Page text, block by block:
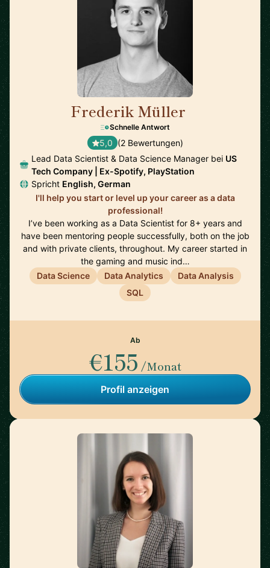
Frederik Müller
Schnelle Antwort
5,0 (2 Bewertungen)
Lead Data Scientist & Data Science Manager bei US
Tech Company | Ex-Spotify, PlayStation
Spricht English, German
I'll help you start or level up your career as a data
professional!
I’ve been working as a Data Scientist for 8+ years and
have been mentoring people successfully, both on the job
and with private clients, throughout. My career started in
the gaming and music ind…
Data Science
Data Analytics
Data Analysis
SQL
Ab
€155 /Monat
Profil anzeigen